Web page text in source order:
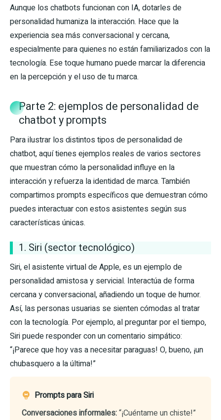
Aunque los chatbots funcionan con IA, dotarles de
personalidad humaniza la interacción. Hace que la
experiencia sea más conversacional y cercana,
especialmente para quienes no están familiarizados con la
tecnología. Ese toque humano puede marcar la diferencia
en la percepción y el uso de tu marca.
Parte 2: ejemplos de personalidad de
chatbot y prompts
Para ilustrar los distintos tipos de personalidad de
chatbot, aquí tienes ejemplos reales de varios sectores
que muestran cómo la personalidad influye en la
interacción y refuerza la identidad de marca. También
compartimos prompts específicos que demuestran cómo
puedes interactuar con estos asistentes según sus
características únicas.
1. Siri (sector tecnológico)
Siri, el asistente virtual de Apple, es un ejemplo de
personalidad amistosa y servicial. Interactúa de forma
cercana y conversacional, añadiendo un toque de humor.
Así, las personas usuarias se sienten cómodas al tratar
con la tecnología. Por ejemplo, al preguntar por el tiempo,
Siri puede responder con un comentario simpático:
“¡Parece que hoy vas a necesitar paraguas! O, bueno, ¡un
chubasquero a la última!”
Prompts para Siri
Conversaciones informales:“¡Cuéntame un chiste!”